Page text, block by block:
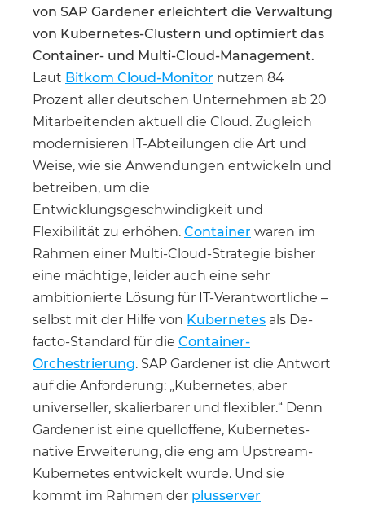
von SAP Gardener erleichtert die Verwaltung
von Kubernetes-Clustern und optimiert das
Container- und Multi-Cloud-Management.
Laut Bitkom Cloud-Monitor nutzen 84
Prozent aller deutschen Unternehmen ab 20
Mitarbeitenden aktuell die Cloud. Zugleich
modernisieren IT-Abteilungen die Art und
Weise, wie sie Anwendungen entwickeln und
betreiben, um die
Entwicklungsgeschwindigkeit und
Flexibilität zu erhöhen. Container waren im
Rahmen einer Multi-Cloud-Strategie bisher
eine mächtige, leider auch eine sehr
ambitionierte Lösung für IT-Verantwortliche –
selbst mit der Hilfe von Kubernetes als De-
facto-Standard für die Container-
Orchestrierung. SAP Gardener ist die Antwort
auf die Anforderung: „Kubernetes, aber
universeller, skalierbarer und flexibler.“ Denn
Gardener ist eine quelloffene, Kubernetes-
native Erweiterung, die eng am Upstream-
Kubernetes entwickelt wurde. Und sie
kommt im Rahmen der plusserver